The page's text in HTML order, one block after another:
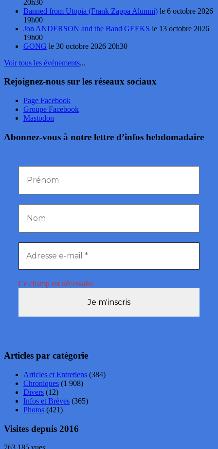
20h30
Banned from Utopia (Frank Zappa Alumni) le 6 octobre 2026
19h00
Jon ANDERSON and the Band GEEKS le 13 octobre 2026
19h00
GONG le 30 octobre 2026 20h30
Voir tous les événements...
Rejoignez-nous sur les réseaux sociaux
Page Facebook
Groupe Facebook
Mastodon
Abonnez-vous à notre lettre d’infos hebdomadaire
Ce champ est nécessaire.
Articles par catégorie
Articles et Entretiens (384)
Chroniques (1 908)
Divers (12)
Infos et Brèves (365)
Photos (421)
Visites depuis 2016